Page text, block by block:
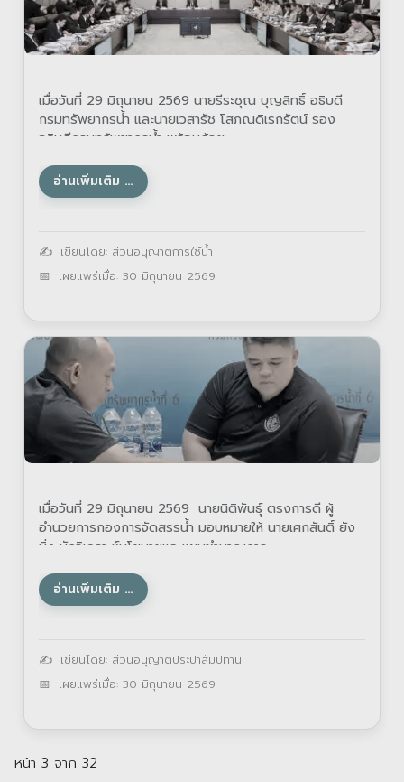
เมื่อวันที่ 29 มิถุนายน 2569 นายรีระชุณ บุญสิทธิ์ อธิบดี
กรมทรัพยากรน้ำ และนายเวสารัช โสภณดิเรกรัตน์ รอง
อธิบดีกรมทรัพยากรน้ำ พร้อมด้วย
รายละเอียด
เขียนโดย: ส่วนอนุญาตการใช้น้ำ
เผยแพร่เมื่อ: 30 มิถุนายน 2569
อ่านเพิ่มเติม …
เมื่อวันที่ 29 มิถุนายน 2569 นายนิติพันธุ์ ตรงการดี ผู้
อำนวยการกองการจัดสรรน้ำ มอบหมายให้ นายเศกสันติ์ ยัง
นิ่ง นักวิเคราะห์นโยบายและแผนชำนาญการ
รายละเอียด
เขียนโดย: ส่วนอนุญาตประปาสัมปทาน
เผยแพร่เมื่อ: 30 มิถุนายน 2569
อ่านเพิ่มเติม …
หน้า 3 จาก 32